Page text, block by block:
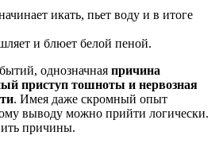
икать, пьет воду и в итоге
и блюет белой пеной.
однозначная причина
приступ тошноты и нервозная
. Имея даже скромный опыт
выводу можно прийти логически.
причины.